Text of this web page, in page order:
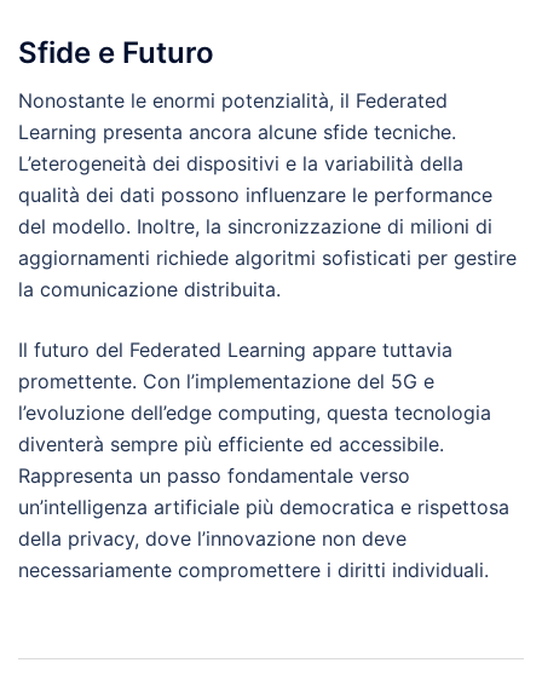
Sfide e Futuro
Nonostante le enormi potenzialità, il Federated
Learning presenta ancora alcune sfide tecniche.
L’eterogeneità dei dispositivi e la variabilità della
qualità dei dati possono influenzare le performance
del modello. Inoltre, la sincronizzazione di milioni di
aggiornamenti richiede algoritmi sofisticati per gestire
la comunicazione distribuita.
Il futuro del Federated Learning appare tuttavia
promettente. Con l’implementazione del 5G e
l’evoluzione dell’edge computing, questa tecnologia
diventerà sempre più efficiente ed accessibile.
Rappresenta un passo fondamentale verso
un’intelligenza artificiale più democratica e rispettosa
della privacy, dove l’innovazione non deve
necessariamente compromettere i diritti individuali.